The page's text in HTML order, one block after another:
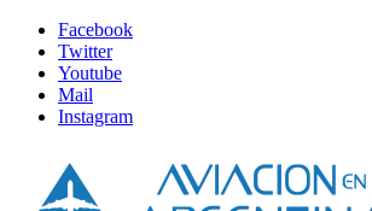
Facebook
Twitter
Youtube
Mail
Instagram